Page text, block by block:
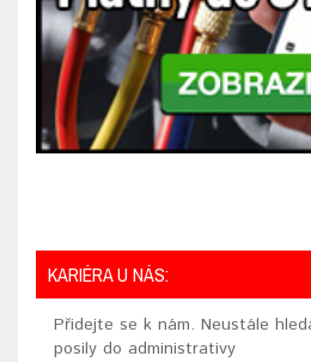
KARIÉRA U NÁS:
Přidejte se k nám. Neustále
posily do administrativy